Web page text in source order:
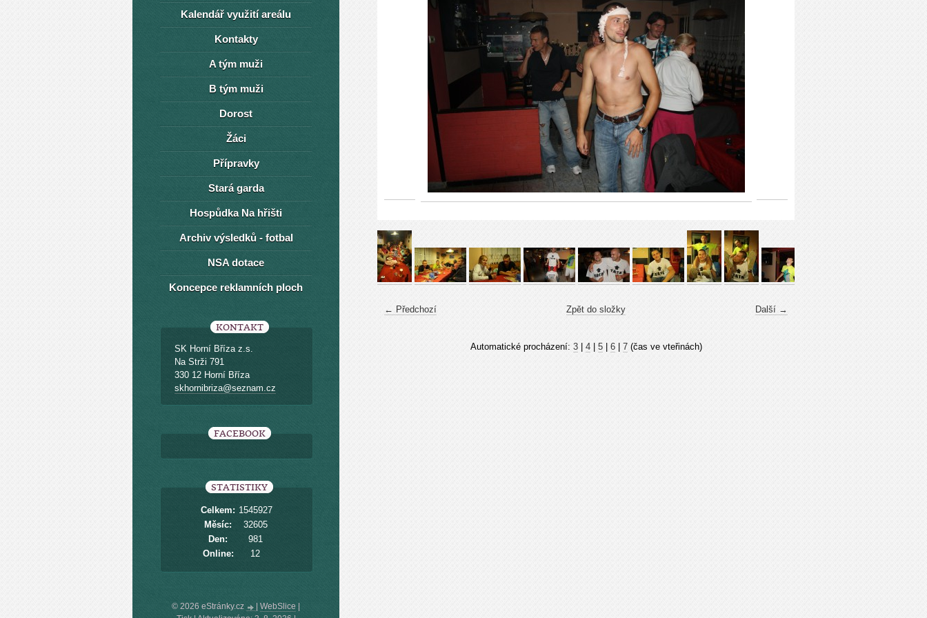
← Předchozí Další →
Zpět do složky
Automatické procházení: 3| 4| 5| 6| 7(čas ve vteřinách)
Kalendář využití areálu
Kontakty
A tým muži
B tým muži
Dorost
Žáci
Přípravky
Stará garda
Hospůdka Na hřišti
Archiv výsledků - fotbal
NSA dotace
Koncepce reklamních ploch
KONTAKT
SK Horní Bříza z.s.
Na Strži 791
330 12 Horní Bříza
skhornibriza@seznam.cz
FACEBOOK
STATISTIKY
Online: 12
Celkem: 1545927
Měsíc:
32605
Den:
981
© 2026 eStránky.cz WebSlice